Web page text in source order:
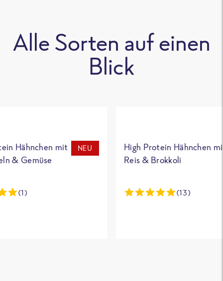
Alle Sorten auf einen
Blick
Hähnchen mit
& Gemüse
NEU
(1)
High Protein Hähnchen
Reis & Brokkoli
(13)